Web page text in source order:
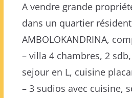
A vendre grande
dans un quartier
AMBOLOKANDRINA,
– villa 4 chambres, 2
sejour en L, cuisine
– 3 sudios avec cuisine,